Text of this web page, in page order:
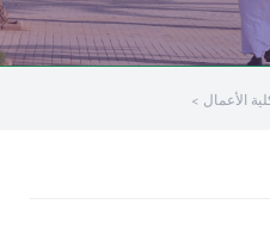
الأعمال